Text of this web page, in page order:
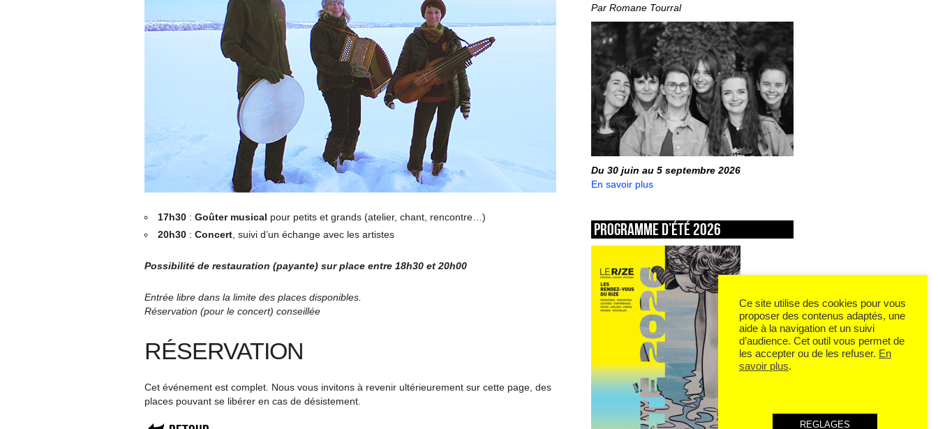
17h30 : Goûter musical pour petits et grands (atelier, chant, rencontre…)
20h30 : Concert , suivi d’un échange avec les artistes
Possibilité de restauration (payante) sur place entre 18h30 et 20h00
Entrée libre dans la limite des places disponibles.
Réservation (pour le concert) conseillée
RÉSERVATION
Cet événement est complet. Nous vous invitons à revenir ultérieurement sur cette page, des
places pouvant se libérer en cas de désistement.
Par Romane Tourral
Du 30 juin au 5 septembre 2026
En savoir plus
Programme d’été 2026
Ce site utilise des cookies pour vous
proposer des contenus adaptés, une
aide à la navigation et un suivi
d’audience. Cet outil vous permet de
les accepter ou de les refuser. En
savoir plus.
REGLAGES